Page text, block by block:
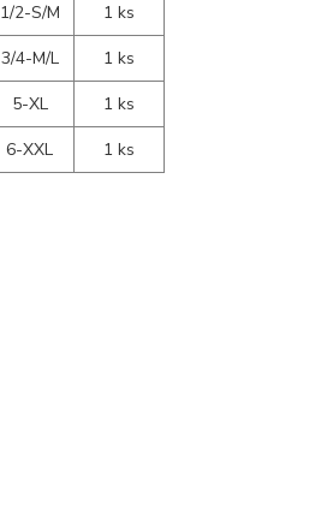
1/2-S/M
1 ks
3/4-M/L
1 ks
5-XL
1 ks
6-XXL
1 ks